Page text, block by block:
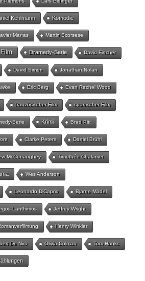
Kehlmann Komödie
Marías Martin Scorsese
Film Dramedy-Serie David Fincher
David Simon Jonathan Nolan
Eric Berg Evan Rachel Wood
französischer Film spanischer Film
Serie Krimi Brad Pitt
Clarke Peters Daniel Brühl
McConaughey Timothée Chalamet
Wes Anderson
Leonardo DiCaprio Bjarne Mädel
Lanthimos Jeffrey Wright
Henry Winkler
De Niro Olivia Colman Tom Hanks